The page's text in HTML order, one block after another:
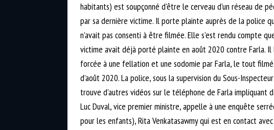
habitants) est soupçonné d’être le cerveau d’un réseau
par sa dernière victime. Il porte plainte auprès de la police
n’avait pas consenti à être filmée. Elle s’est rendu compte
victime avait déjà porté plainte en août 2020 contre Farla. Il
forcée à une fellation et une sodomie par Farla, le tout
d’août 2020. La police, sous la supervision du Sous-
trouve d’autres vidéos sur le téléphone de Farla
Luc Duval, vice premier ministre, appelle à une enquête
pour les enfants), Rita Venkatasawmy qui est en contact